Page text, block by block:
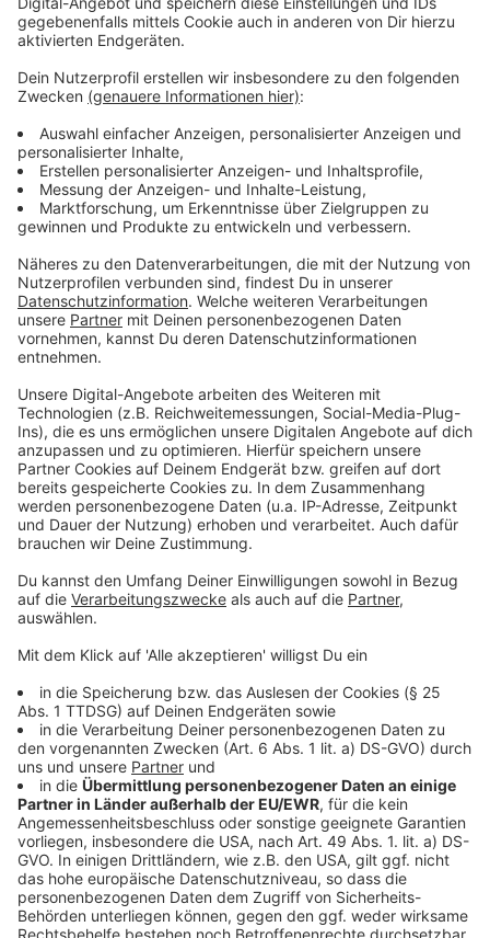
und circa 1,70m groß beschrieben. Laut Polizei sollen
sie außerdem dunkle Haare haben. Einer der
Verdächtigen
soll mit einem schwarzen T-Shirt der
Marke JORDAN bekleidet gewesen sein. Sein
eine helle Weste getragen haben. Wer Hinweise zu den
beiden geben kann, soll sich bei der Polizei melden -
telefonisch unter 0221 229-0 oder per E-Mail an
poststelle.koeln@polizei.nrw.de.
Anzeige
Weitere Meldungen aus unserer Stadt
Anzeige
Über 2.200 Meldungen: Das sind Leverkusens
häufigste Mängel
Weihnachtsmärkten
Ordnungsdienst Leverkusen
Anzeige
Anzeige